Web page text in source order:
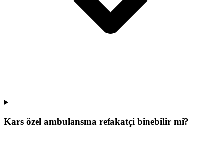
Kars özel ambulansına refakatçi binebilir mi?